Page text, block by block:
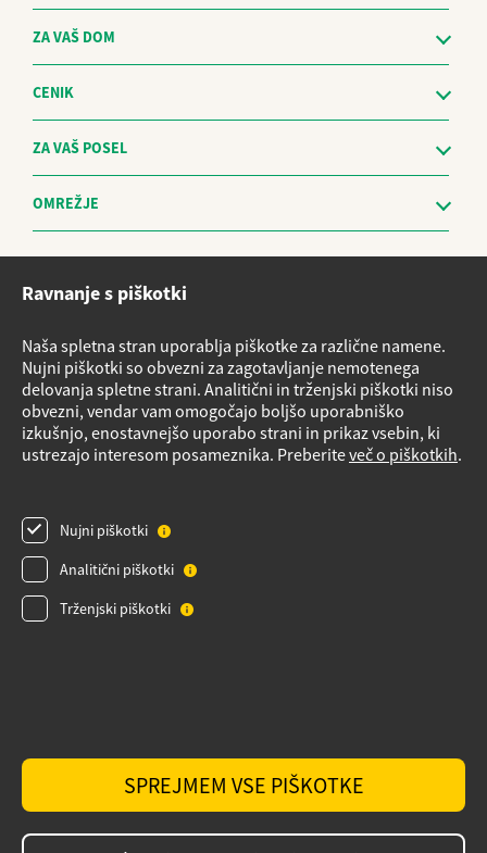
ZA VAŠ DOM
CENIK
ZA VAŠ POSEL
OMREŽJE
Sistem za prijavo nepravilnosti in obravnavo prijaviteljev - The
Vloge za storitve
Načrt nujnih ukrepov v primeru izrednih razmer
Izvensodno reševanje potrošniških sporov
Varnostni listi
Pregled plinske napeljave
Videonadzor
Obvestilo o obdelavi osebnih podatkov za dobavitelje_izvajalce
Izvensodno reševanje potrošniških sporov
Politika piškotkov
Ravnanje s piškotki
Naša spletna stran uporablja piškotke za različne namene.
Nujni piškotki so obvezni za zagotavljanje nemotenega
delovanja spletne strani. Analitični in trženjski piškotki niso
obvezni, vendar vam omogočajo boljšo uporabniško
izkušnjo, enostavnejšo uporabo strani in prikaz vsebin, ki
ustrezajo interesom posameznika. Preberiteveč o piškotkih.
Nujni piškotki
Analitični piškotki
Trženjski piškotki
SPREJMEM VSE PIŠKOTKE